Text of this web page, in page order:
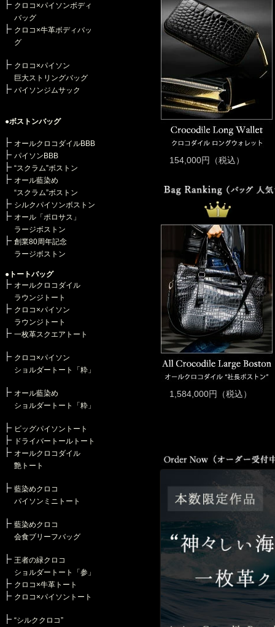
クロコ×パイソンボディ
バッグ
クロコ×牛革ボディバッ
グ
クロコ×パイソン
巨大ストリングバッグ
パイソンジムサック
●ボストンバッグ
オールクロコダイルBBB
パイソンBBB
“スクラム”ボストン
オール藍染め
“スクラム”ボストン
シルクパイソンボストン
オール「ポロサス」
ラージボストン
創業80周年記念
ラージボストン
●トートバッグ
オールクロコダイル
ラウンジトート
クロコ×パイソン
ラウンジトート
一枚革スクエアトート
クロコ×パイソン
ショルダートート「粋」
オール藍染め
ショルダートート「粋」
ビッグパイソントート
ドライバートールトート
オールクロコダイル
艶トート
藍染めクロコ
パイソンミニトート
藍染めクロコ
会食ブリーフバッグ
王者の緑クロコ
ショルダートート「参」
クロコ×牛革トート
クロコ×パイソントート
“シルククロコ”
・《 シリーズ第2弾 》「100年ネ
・《 シリーズ第2弾 》「100年ネ
・《 シリーズ第2弾 》オール「
・《 2023年春 特別企画 》『天
・《 新シリーズ発表 》「100年
・《 最新作 》“粋”を極める「最
・《 最新作 》特注マットクロコ
・《 最新作 》最高級マットクロ
・《 最新作 》“王者の緑”を味わ
・《 最新作 》「藍染めクロコダ
・《 最新作 》「史上最強」の“王
・《 最新作 》「最高峰の美しさ
・《 本数限定 》最高級・オール
・《 80周年記念クロコ 》“王者の
・《 藍染めクロコ 》ロマンあふ
・《 80周年記念 》当主が愛する
・《 80周年記念クロコ 》強く美
・《 最新作 》“柔の道”を極めた
・《 最新作 》藍染めクロコ第3弾
・《 最新作 》世界に挑む、“漆黒
・《最新作》藍染めクロコダイル
・《 最新作 》ドライブの“相棒”バ
・《 最新作 》男のロマンを詰め
・《最新作》“極太ハンドル”第2
・《最新作》究極の“オールクロコ
・《最新作》ドライブの興奮を呼
・《最新作・長札入れ》200万円
・《天下統一財布、再び。》100
・《新色誕生》マルチウォレット
・マルチウォレットに待望のゴー
・「Press」 雑誌『LEON』15周
池田工芸の長財布が紹介されま
・ メディア掲載情報はこちら 》
154,000円（税込）
1,584,000円（税込）